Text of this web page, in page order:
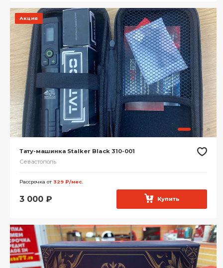
Акция
Тату-машинка Stalker Black 310-001
Севастополь
Рассрочка от 329 ₽/мес.
3 000 ₽ Купить